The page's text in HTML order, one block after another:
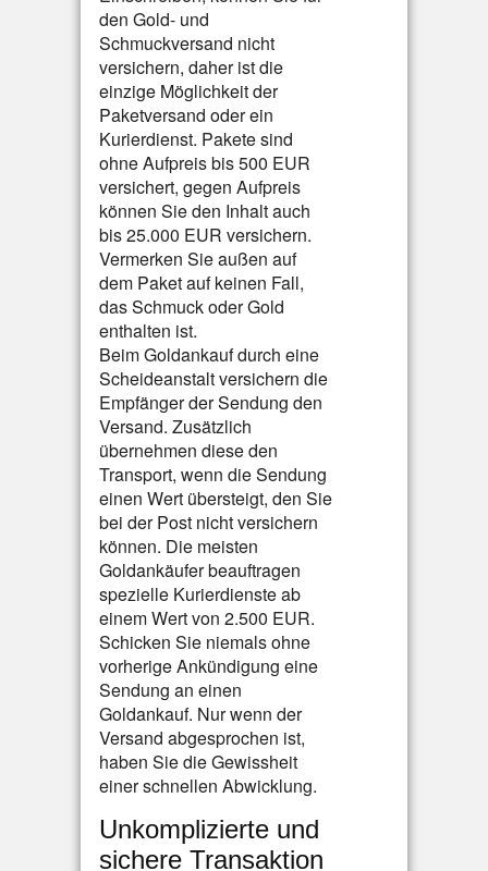
den Gold- und
Schmuckversand nicht
versichern, daher ist die
einzige Möglichkeit der
Paketversand oder ein
Kurierdienst. Pakete sind
ohne Aufpreis bis 500 EUR
versichert, gegen Aufpreis
können Sie den Inhalt auch
bis 25.000 EUR versichern.
Vermerken Sie außen auf
dem Paket auf keinen Fall,
das Schmuck oder Gold
enthalten ist.
Beim Goldankauf durch eine
Scheideanstalt versichern die
Empfänger der Sendung den
Versand. Zusätzlich
übernehmen diese den
Transport, wenn die Sendung
einen Wert übersteigt, den Sie
bei der Post nicht versichern
können. Die meisten
Goldankäufer beauftragen
spezielle Kurierdienste ab
einem Wert von 2.500 EUR.
Schicken Sie niemals ohne
vorherige Ankündigung eine
Sendung an einen
Goldankauf. Nur wenn der
Versand abgesprochen ist,
haben Sie die Gewissheit
einer schnellen Abwicklung.
Unkomplizierte und
sichere Transaktion